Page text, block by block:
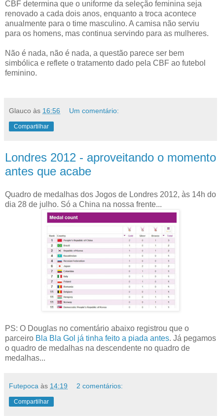
CBF determina que o uniforme da seleção feminina seja
renovado a cada dois anos, enquanto a troca acontece
anualmente para o time masculino. A camisa não serviu
para os homens, mas continua servindo para as mulheres.
Não é nada, não é nada, a questão parece ser bem
simbólica e reflete o tratamento dado pela CBF ao futebol
feminino.
Glauco às 16:56 Um comentário:
Compartilhar
Londres 2012 - aproveitando o momento
antes que acabe
Quadro de medalhas dos Jogos de Londres 2012, às 14h do
dia 28 de julho. Só a China na nossa frente...
PS: O Douglas no comentário abaixo registrou que o
parceiro Bla Bla Gol já tinha feito a piada antes. Já pegamos
o quadro de medalhas na descendente no quadro de
medalhas...
Futepoca às 14:19 2 comentários:
Compartilhar